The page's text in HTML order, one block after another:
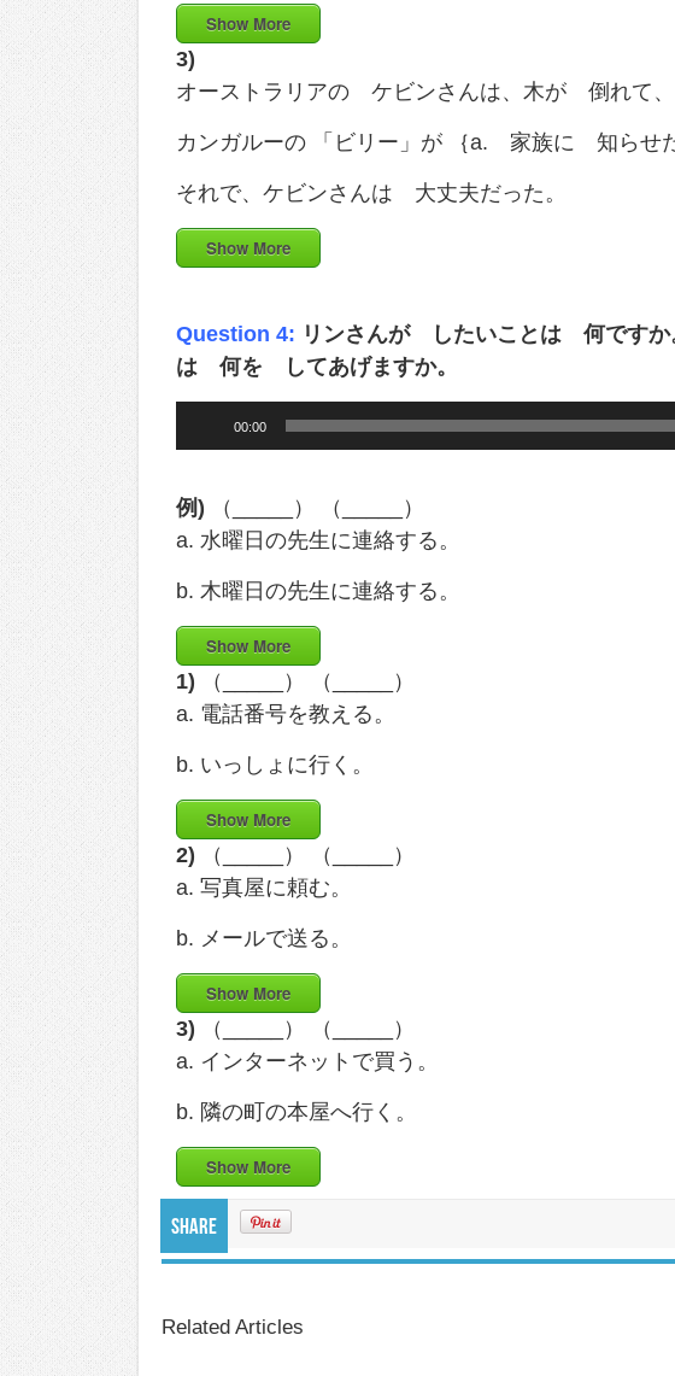
Show More
3)
オーストラリアの ケビンさんは、木が 倒れて
カンガルーの 「ビリー」が ｛a. 家族に 知ら
それで、ケビンさんは 大丈夫だった。
Show More
Question 4: リンさんが したいことは 何です
は 何を してあげますか。
Player
00:00
例) （_____） （_____）
a. 水曜日の先生に連絡する。
b. 木曜日の先生に連絡する。
Show More
1) （_____） （_____）
a. 電話番号を教える。
b. いっしょに行く。
Show More
2) （_____） （_____）
a. 写真屋に頼む。
b. メールで送る。
Show More
3) （_____） （_____）
a. インターネットで買う。
b. 隣の町の本屋へ行く。
Show More
Share
Related Articles